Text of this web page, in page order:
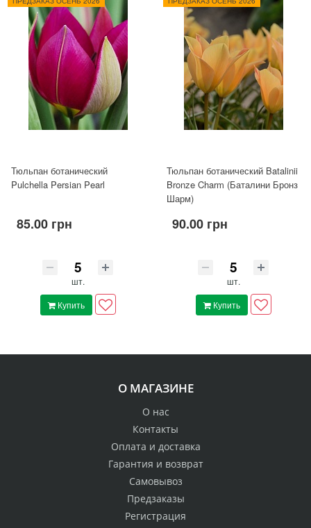
Тюльпан ботанический
Pulchella Persian Pearl
85.00 грн
шт.
Купить
Тюльпан ботанический Batalinii
Bronze Charm (Баталини Бронз
Шарм)
90.00 грн
шт.
Купить
О МАГАЗИНЕ
О нас
Контакты
Оплата и доставка
Гарантия и возврат
Самовывоз
Предзаказы
Регистрация